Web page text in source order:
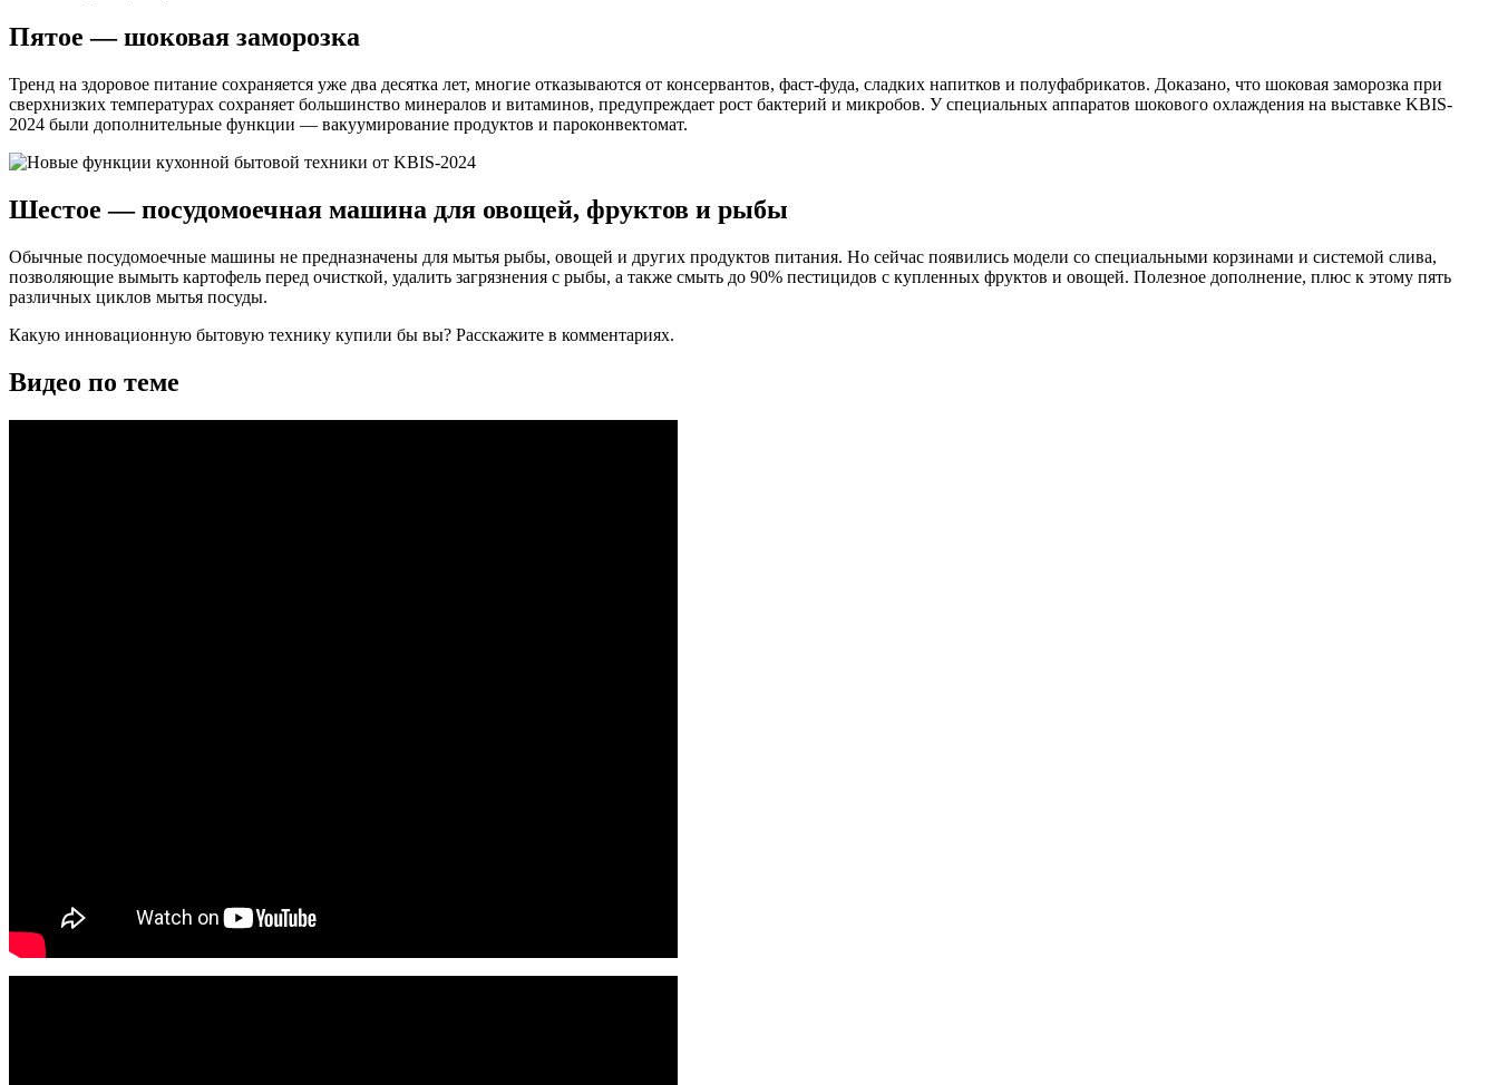
Пятое — шоковая заморозка
Тренд на здоровое питание сохраняется уже два десятка лет, многие отказываются от консервантов, фаст-фуда, сладких напитков и полуфабрикатов. Доказано, что шоковая заморозка при
сверхнизких температурах сохраняет большинство минералов и витаминов, предупреждает рост бактерий и микробов. У специальных аппаратов шокового охлаждения на выставке KBIS-
2024 были дополнительные функции — вакуумирование продуктов и пароконвектомат.
Шестое — посудомоечная машина для овощей, фруктов и рыбы
Обычные посудомоечные машины не предназначены для мытья рыбы, овощей и других продуктов питания. Но сейчас появились модели со специальными корзинами и системой слива,
позволяющие вымыть картофель перед очисткой, удалить загрязнения с рыбы, а также смыть до 90% пестицидов с купленных фруктов и овощей. Полезное дополнение, плюс к этому пять
различных циклов мытья посуды.
Какую инновационную бытовую технику купили бы вы? Расскажите в комментариях.
Видео по теме